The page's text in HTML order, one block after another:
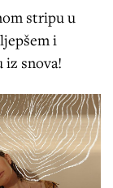
stripu u
i
snova!